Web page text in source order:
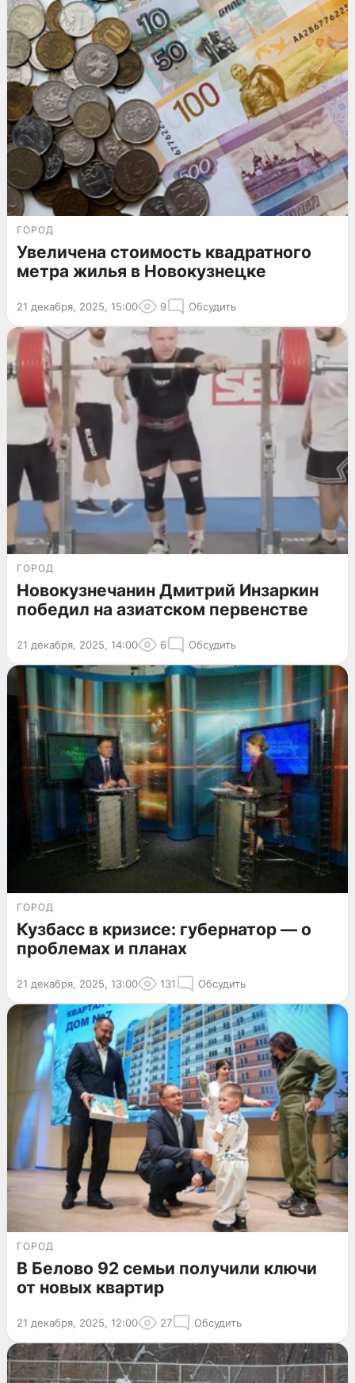
ГОРОД
Увеличена стоимость квадратного
метра жилья в Новокузнецке
21 декабря, 2025, 15:00 9 Обсудить
ГОРОД
Новокузнечанин Дмитрий Инзаркин
победил на азиатском первенстве
21 декабря, 2025, 14:00 6 Обсудить
ГОРОД
Кузбасс в кризисе: губернатор — о
проблемах и планах
21 декабря, 2025, 13:00 131 Обсудить
ГОРОД
В Белово 92 семьи получили ключи
от новых квартир
21 декабря, 2025, 12:00 27 Обсудить